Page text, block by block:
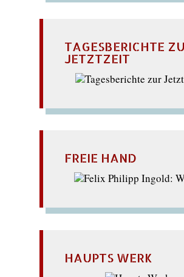
TAGESBERICHTE
JETZTZEIT
FREIE HAND
HAUPTS WERK